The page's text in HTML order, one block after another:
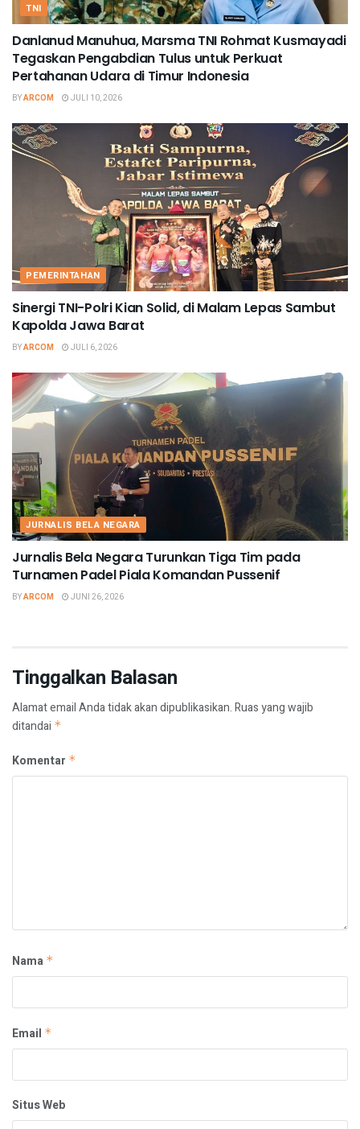
TNI
Danlanud Manuhua, Marsma TNI Rohmat Kusmayadi
Tegaskan Pengabdian Tulus untuk Perkuat
Pertahanan Udara di Timur Indonesia
BYARCOM JULI 10, 2026
PEMERINTAHAN
Sinergi TNI-Polri Kian Solid, di Malam Lepas Sambut
Kapolda Jawa Barat
BYARCOM JULI 6, 2026
JURNALIS BELA NEGARA
Jurnalis Bela Negara Turunkan Tiga Tim pada
Turnamen Padel Piala Komandan Pussenif
BYARCOM JUNI 26, 2026
Tinggalkan Balasan
Alamat email Anda tidak akan dipublikasikan.Ruas yang wajib
ditandai *
Komentar *
Nama *
Email *
Situs Web